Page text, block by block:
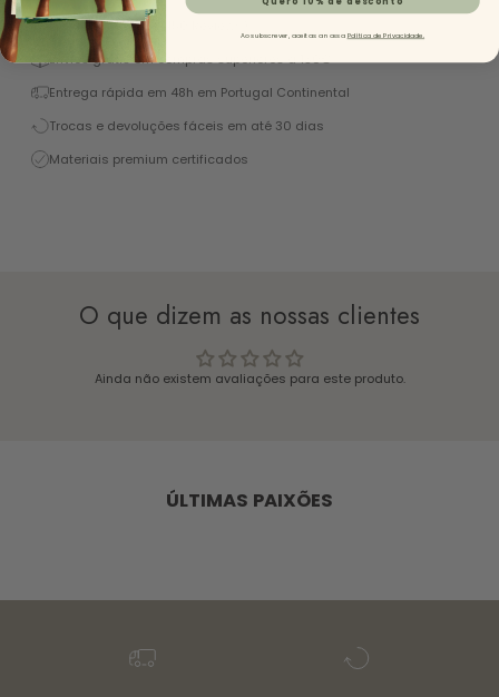
Excelente 4,9/5 (+1450 Reviews)
Envios grátis em compras superiores a 130€
Entrega rápida em 48h em Portugal Continental
Trocas e devoluções fáceis em até 30 dias
Materiais premium certificados
O que dizem as nossas clientes
Ainda não existem avaliações para este produto.
ÚLTIMAS PAIXÕES
Ao subscrever, aceitas a nossa Política de Privacidade.